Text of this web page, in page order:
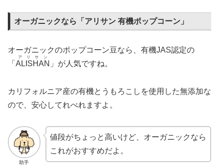
オーガニックなら「アリサン 有機ポップコーン」
オーガニックのポップコーン豆なら、有機JAS認定の
「 ALISHAN
アリサン
」が人気ですね。
カリフォルニア産の有機とうもろこしを使用した無添加な
ので、安心してれべれますよ。
助手
値段がちょっと高いけど、オーガニックなら
これがおすすめだよ。